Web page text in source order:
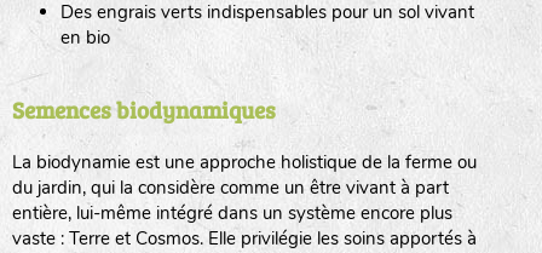
Des engrais verts indispensables pour un sol vivant
en bio
Semences biodynamiques
La biodynamie est une approche holistique de la ferme ou
du jardin, qui la considère comme un être vivant à part
entière, lui-même intégré dans un système encore plus
vaste : Terre et Cosmos. Elle privilégie les soins apportés à
animaux domestiques
animaux sauvages
biodiversité cultivée